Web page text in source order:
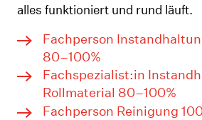
alles funktioniert und rund läuft.
Fachperson
80–100%
Fachspezialist:in
Rollmaterial 80–100%
Fachperson Reinigung